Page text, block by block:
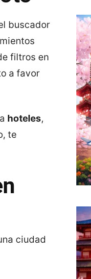
buscador
filtros en
a favor
hoteles,
te
ciudad